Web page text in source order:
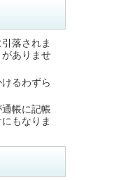
落されま
ありませ
るわずら
帳に記帳
もなりま